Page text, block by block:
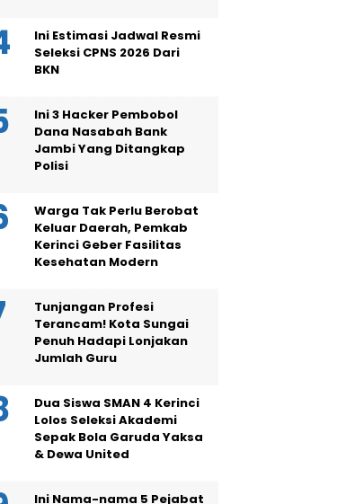
Ini Estimasi Jadwal Resmi
Seleksi CPNS 2026 Dari
BKN
Ini 3 Hacker Pembobol
Dana Nasabah Bank
Jambi Yang Ditangkap
Polisi
Warga Tak Perlu Berobat
Keluar Daerah, Pemkab
Kerinci Geber Fasilitas
Kesehatan Modern
Tunjangan Profesi
Terancam! Kota Sungai
Penuh Hadapi Lonjakan
Jumlah Guru
Dua Siswa SMAN 4 Kerinci
Lolos Seleksi Akademi
Sepak Bola Garuda Yaksa
& Dewa United
Ini Nama-nama 5 Pejabat